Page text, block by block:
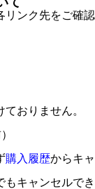
リンク先をご確認
おりません。
購入履歴からキャ
キャンセルでき